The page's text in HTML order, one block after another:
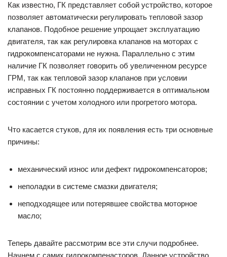
Как известно, ГК представляет собой устройство, которое
позволяет автоматически регулировать тепловой зазор
клапанов. Подобное решение упрощает эксплуатацию
двигателя, так как регулировка клапанов на моторах с
гидрокомпенсаторами не нужна. Параллельно с этим
наличие ГК позволяет говорить об увеличенном ресурсе
ГРМ, так как тепловой зазор клапанов при условии
исправных ГК постоянно поддерживается в оптимальном
состоянии с учетом холодного или прогретого мотора.
Что касается стуков, для их появления есть три основные
причины:
механический износ или дефект гидрокомпенсаторов;
неполадки в системе смазки двигателя;
неподходящее или потерявшее свойства моторное
масло;
Теперь давайте рассмотрим все эти случи подробнее.